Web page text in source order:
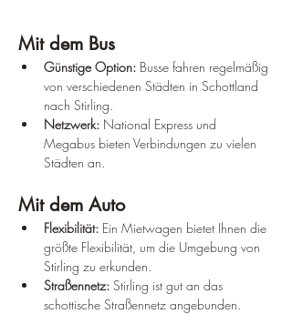
Mit dem Bus
Günstige Option: Busse fahren regelmäßig
von verschiedenen Städten in Schottland
nach Stirling.
Netzwerk: National Express und
Megabus bieten Verbindungen zu vielen
Städten an.
Mit dem Auto
Flexibilität: Ein Mietwagen bietet Ihnen die
größte Flexibilität, um die Umgebung von
Stirling zu erkunden.
Straßennetz: Stirling ist gut an das
schottische Straßennetz angebunden.